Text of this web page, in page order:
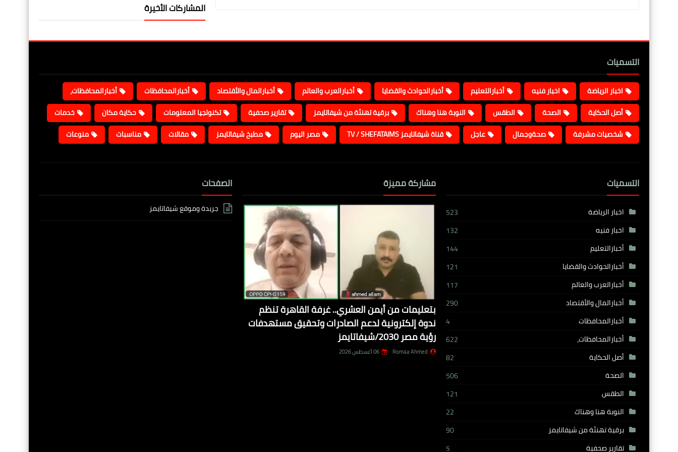
المشاركات الأخيرة
التسميات
اخبار الرياضة اخبار فنيه أخبارالتعليم أخبارالحوادث والقضايا أخبارالعرب والعالم أخبارالمال والأقتصاد أخبارالمحافظات
أخبارالمحافظات،
أصل الحكاية
الصحة الطقس النوبة هنا وهناك برقية تهنئة من شيفاتايمز تقارير صحفية تكنولجيا المعلومات حكاية مكان
خدمات
شخصيات مشرفة
صحةوجمال عاجل قناة شيفاتايمز TV / SHEFATAIMS مصر اليوم مطبخ شيفاتايمز مقالات مناسبات منوعات
التسميات
اخبار الرياضة
523
اخبار فنيه
132
أخبارالتعليم
144
أخبارالحوادث والقضايا
121
أخبارالعرب والعالم
117
أخبارالمال والأقتصاد
290
أخبارالمحافظات
4
أخبارالمحافظات،
622
أصل الحكاية
82
الصحة
506
الطقس
121
النوبة هنا وهناك
22
برقية تهنئة من شيفاتايمز
90
تقارير صحفية
5
مشاركة مميزة
بتعليمات من أيمن العشري.. غرفة القاهرة تنظم
ندوة إلكترونية لدعم الصادرات وتحقيق مستهدفات
رؤية مصر 2030/شيفاتايمز
Romaa Ahmed 06 أغسطس 2026
الصفحات
جريدة وموقع شيفاتايمز